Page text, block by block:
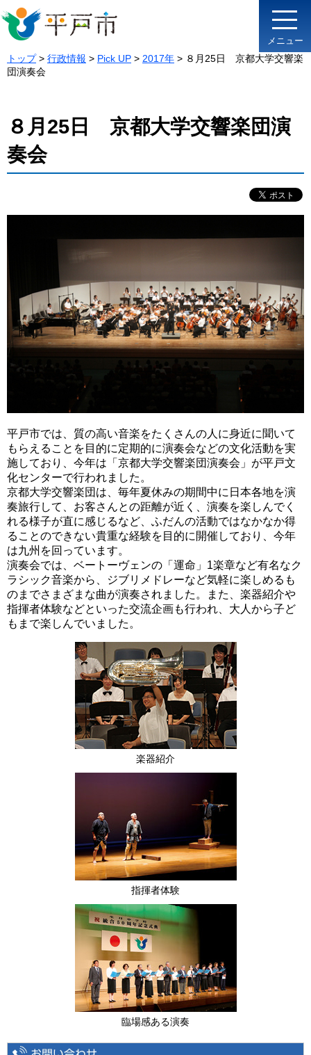
メニュー
トップ> 行政情報 > Pick UP > 2017年 > ８月25日 京都大学交響楽
団演奏会
８月25日 京都大学交響楽団演
奏会
平戸市では、質の高い音楽をたくさんの人に身近に聞いて
もらえることを目的に定期的に演奏会などの文化活動を実
施しており、今年は「京都大学交響楽団演奏会」が平戸文
化センターで行われました。
京都大学交響楽団は、毎年夏休みの期間中に日本各地を演
奏旅行して、お客さんとの距離が近く、演奏を楽しんでく
れる様子が直に感じるなど、ふだんの活動ではなかなか得
ることのできない貴重な経験を目的に開催しており、今年
は九州を回っています。
演奏会では、ベートーヴェンの「運命」1楽章など有名なク
ラシック音楽から、ジブリメドレーなど気軽に楽しめるも
のまでさまざまな曲が演奏されました。また、楽器紹介や
指揮者体験などといった交流企画も行われ、大人から子ど
もまで楽しんでいました。
楽器紹介
指揮者体験
臨場感ある演奏